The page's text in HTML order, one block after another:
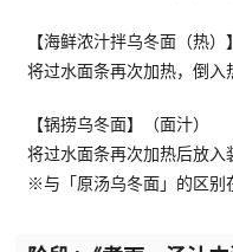
【海鲜浓汁拌乌冬面（热）
将过水面条再次加热，倒入
【锅捞乌冬面】（面汁）
将过水面条再次加热后放入
※与「原汤乌冬面」的区别